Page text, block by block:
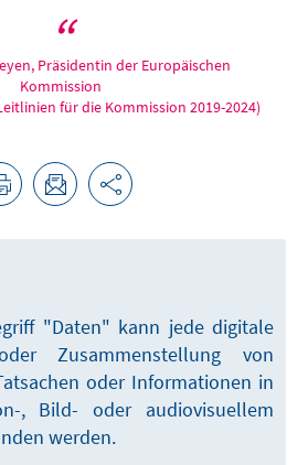
Präsidentin der Europäischen
Kommission
für die Kommission 2019-2024)
"Daten" kann jede digitale
Zusammenstellung von
oder Informationen in
, Bild- oder audiovisuellem
werden.